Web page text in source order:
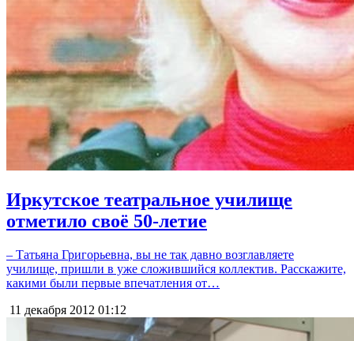
Иркутское театральное училище
отметило своё 50-летие
– Татьяна Григорьевна, вы не так давно возглавляете
училище, пришли в уже сложившийся коллектив. Расскажите,
какими были первые впечатления от…
11 декабря 2012 01:12